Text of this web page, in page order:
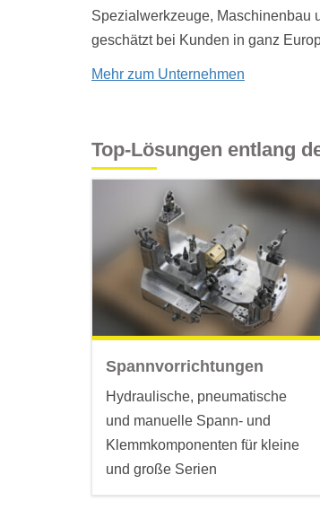
Spezialwerkzeuge, Maschinenbau
geschätzt bei Kunden in ganz
Mehr zum Unternehmen
Top-Lösungen entlang
Spannvorrichtungen
Hydraulische, pneumatische
und manuelle Spann- und
Klemmkomponenten für kleine
und große Serien